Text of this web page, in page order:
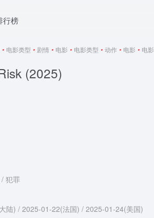
行榜
• 电影类型 • 剧情 • 电影 • 电影类型 • 动作 • 电影 • 电
(2025)
犯罪
陆) / 2025-01-22(法国) / 2025-01-24(美国)